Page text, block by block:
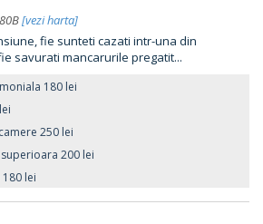
[vezi harta]
fie sunteti cazati intr-una din
savurati mancarurile pregatit...
180 lei
250 lei
200 lei
lei